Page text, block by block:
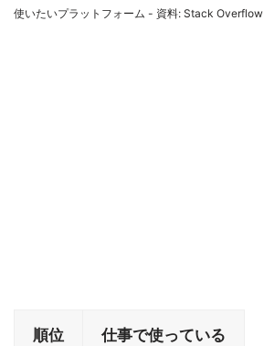
使いたいプラットフォーム - 資料: Stack Overflow
順位 仕事で使っている